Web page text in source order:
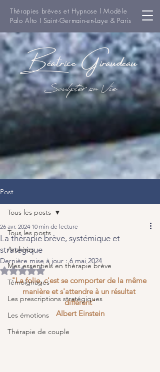
Thérapies brèves et Hypnose l Modèle
Palo Alto I Saint-Germain-en-Laye & Paris
Béatrice Giraudeau
Sculpter sa Vie
Post
Tous les posts
Archives
Mes essentiels en thérapie brève
Témoignages
Les prescriptions stratégiques
Les émotions
Thérapie de couple
Tous les posts
La thérapie brève, systémique et
stratégique
26 avr. 2024 10 min de lecture
Dernière mise à jour :6 mai 2024
Noté NaN étoiles sur 5.
"La folie, c'est se comporter de la même
manière et s'attendre à un résultat
différent"
Albert Einstein